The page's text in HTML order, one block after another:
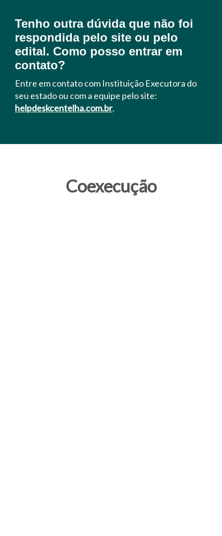
Tenho outra dúvida que não foi
respondida pelo site ou pelo
edital. Como posso entrar em
contato?
Entre em contato com Instituição Executora do
seu estado ou com a equipe pelo site:
helpdeskcentelha.com.br.
Coexecução